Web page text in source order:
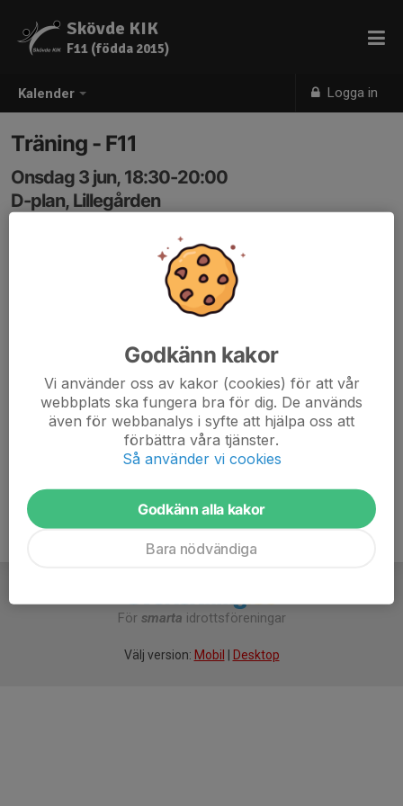
Kalender Logga in
Skövde KIK
F11 (födda 2015)
Träning - F11
Onsdag 3 jun, 18:30-20:00
D-plan, Lillegården
Träningstid från maj och framåt.
Måndagar 18.30 - 20.00
Vattenflaska
Inga smycken
För smarta idrottsföreningar
Välj version: Mobil Desktop
Godkänn kakor
Vi använder oss av kakor (cookies) för att vår
webbplats ska fungera bra för dig. De används
även för webbanalys i syfte att hjälpa oss att
förbättra våra tjänster.
Så använder vi cookies
Godkänn alla kakor
Bara nödvändiga